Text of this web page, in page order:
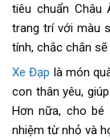
tiêu chuẩn Châu
trang trí với màu
tính, chắc chắn
Xe Đạp là món
con thân yêu,
Hơn nữa, cho
nhiệm từ nhỏ và